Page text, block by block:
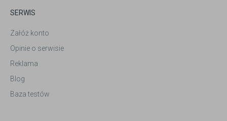
SERWIS
Załóż konto
Opinie o serwisie
Reklama
Blog
Baza testów